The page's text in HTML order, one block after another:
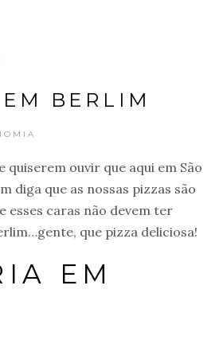
BERLIM
ouvir que aqui em São
diga que as nossas pizzas são
esses caras não devem ter
que pizza deliciosa!
EM